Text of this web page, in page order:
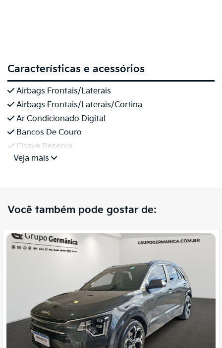
Características e acessórios
Airbags Frontais/Laterais
Airbags Frontais/Laterais/Cortina
Ar Condicionado Digital
Bancos De Couro
Chave Reserva
Veja mais
Você também pode gostar de: